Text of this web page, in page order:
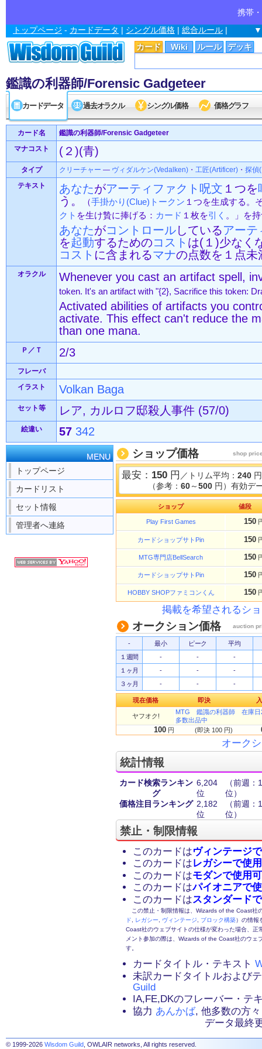
携帯
カード Wiki ルール デッキ
トップページ - カードデータ | シングル価格 | 総合ルール |
鑑識の利器師/Forensic Gadgeteer
カードデータ 過去オラクル シングル価格 価格グラフ
カード名
鑑識の利器師/Forensic Gadgeteer
マナコスト
(２)(青)
タイプ クリーチャー — ヴィダルケン(Vedalken) ・ 工匠(Artificer) ・ 探偵
テキスト
あなたがアーティファクト 呪文 １つを
う。
（手掛かり(Clue) トークン １つを生成する。
クト を生け贄に捧げる： カード １枚を引く 。」を
あなたがコントロールしているアーテ
を起動するためのコスト は(１)少なく
コスト に含まれるマナの点数を１点未
オラクル Whenever you cast an artifact spell,
token. It's an artifact with "{2}, Sacrifice this token:
Activated abilities of artifacts you
activate. This effect can't reduce the
than one mana.
Ｐ／Ｔ 2/3
フレーバ
イラスト
Volkan Baga
セット等 レア, カルロフ邸殺人事件 (57/0)
絵違い 57 342
MENU
トップページ
カードリスト
セット情報
管理者へ連絡
ショップ価格 shop
最安： 150 円 ／トリム平均： 240 円
（参考： 60～500 円）有効デ
ショップ 値段
Play First Games 150
カードショップサトPin 150
MTG専門店BellSearch 150
カードショップサトPin 150
HOBBY SHOPファミコンくん 150
掲載を希望されるシ
オークション価格 auction
- 最小 ピーク
平均
１週間
- -
-
１ヶ月
- -
-
３ヶ月
- - -
現在価格 即決
ヤフオク!
MTG 鑑識の利器師 在庫
多数出品中
100 円 (即決 100 円)
オーク
統計情報
カード検索ランキン
グ
6,204
位
（前週：
位）
価格注目ランキング 2,182
位
（前週：
位）
禁止・制限情報
このカードはヴィンテージ
このカードはレガシーで使
このカードはモダンで使用
このカードはパイオニアで
このカードはスタンダード
この禁止・制限情報は、Wizards of the Coast社
ド
レガシー ヴィンテージ ブロック構築）の情報
Coast社のウェブサイトの仕様が変わった場合、
メント参加の際は、Wizards of the Coast社のウェ
す。
カードタイトル・テキスト
未訳カードタイトルおよび
Guild
IA,FE,DKのフレーバー・テ
協力 あんかば, 他多数の方々
データ最終
© 1999-2026 Wisdom Guild , OWLAIR networks, All rights reserved.